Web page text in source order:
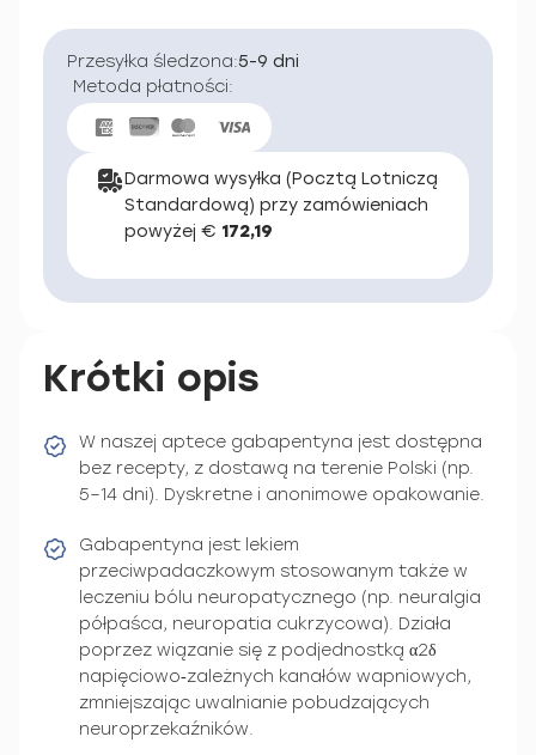
Przesyłka śledzona:5-9 dni
Metoda płatności:
Darmowa wysyłka (Pocztą Lotniczą
Standardową) przy zamówieniach
powyżej € 172,19
Krótki opis
W naszej aptece gabapentyna jest dostępna
bez recepty, z dostawą na terenie Polski (np.
5–14 dni). Dyskretne i anonimowe opakowanie.
Gabapentyna jest lekiem
przeciwpadaczkowym stosowanym także w
leczeniu bólu neuropatycznego (np. neuralgia
półpaśca, neuropatia cukrzycowa). Działa
poprzez wiązanie się z podjednostką α2δ
napięciowo‑zależnych kanałów wapniowych,
zmniejszając uwalnianie pobudzających
neuroprzekaźników.